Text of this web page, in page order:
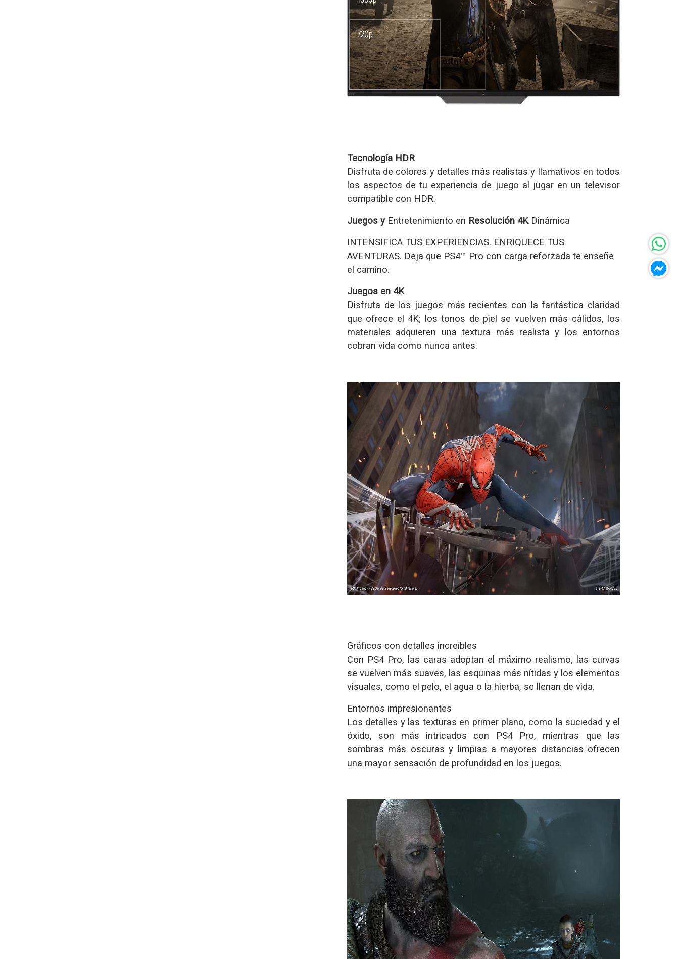
Tecnología HDR
Disfruta de colores y detalles más realistas y llamativos en todos
los aspectos de tu experiencia de juego al jugar en un televisor
compatible con HDR.
Juegos y Entretenimiento en Resolución 4K Dinámica
INTENSIFICA TUS EXPERIENCIAS. ENRIQUECE TUS
AVENTURAS. Deja que PS4™ Pro con carga reforzada te enseñe
el camino.
Juegos en 4K
Disfruta de los juegos más recientes con la fantástica claridad
que ofrece el 4K; los tonos de piel se vuelven más cálidos, los
materiales adquieren una textura más realista y los entornos
cobran vida como nunca antes.
Gráficos con detalles increíbles
Con PS4 Pro, las caras adoptan el máximo realismo, las curvas
se vuelven más suaves, las esquinas más nítidas y los elementos
visuales, como el pelo, el agua o la hierba, se llenan de vida.
Entornos impresionantes
Los detalles y las texturas en primer plano, como la suciedad y el
óxido, son más intricados con PS4 Pro, mientras que las
sombras más oscuras y limpias a mayores distancias ofrecen
una mayor sensación de profundidad en los juegos.